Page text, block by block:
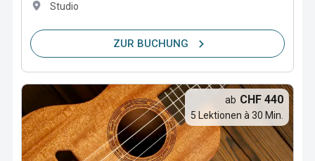
Studio
ZUR BUCHUNG
ab CHF 440
5 Lektionen à 30 Min.